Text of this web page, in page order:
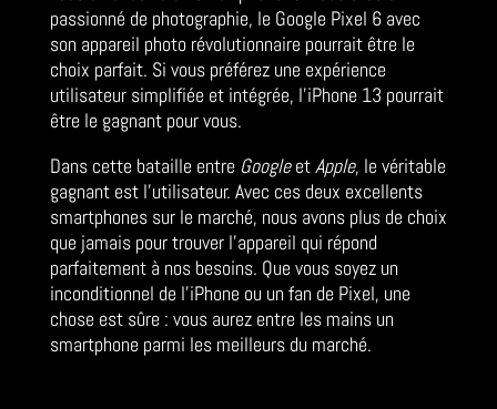
passionné de photographie, le Google Pixel 6 avec
son appareil photo révolutionnaire pourrait être le
choix parfait. Si vous préférez une expérience
utilisateur simplifiée et intégrée, l’iPhone 13 pourrait
être le gagnant pour vous.
Dans cette bataille entre GoogleetApple, le véritable
gagnant est l’utilisateur. Avec ces deux excellents
smartphones sur le marché, nous avons plus de choix
que jamais pour trouver l’appareil qui répond
parfaitement à nos besoins. Que vous soyez un
inconditionnel de l’iPhone ou un fan de Pixel, une
chose est sûre : vous aurez entre les mains un
smartphone parmi les meilleurs du marché.